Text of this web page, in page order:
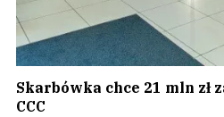
Skarbówka chce 21 mln zł
CCC